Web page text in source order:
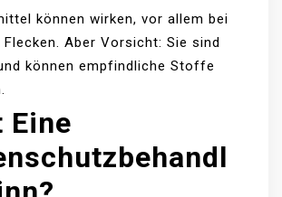
können wirken, vor allem bei
Aber Vorsicht: Sie sind
können empfindliche Stoffe
Eine